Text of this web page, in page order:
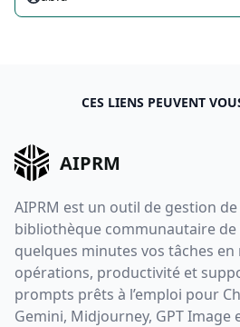
CES LIENS PEUVENT
AIPRM
AIPRM est un outil de gestion
bibliothèque communautaire
quelques minutes vos tâches
opérations, productivité et
prompts prêts à l’emploi pour
Gemini, Midjourney, GPT Image